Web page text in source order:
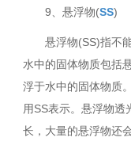
9、悬浮物(SS)
悬浮物(SS)指不
水中的固体物质包括
浮于水中的固体物质
用SS表示。悬浮物透
长，大量的悬浮物还